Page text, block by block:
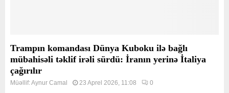
Trampın komandası Dünya Kuboku ilə bağlı
mübahisəli təklif irəli sürdü: İranın yerinə İtaliya
çağırılır
Müəllif:Aynur Camal 23 Aprel 2026, 11:08 0